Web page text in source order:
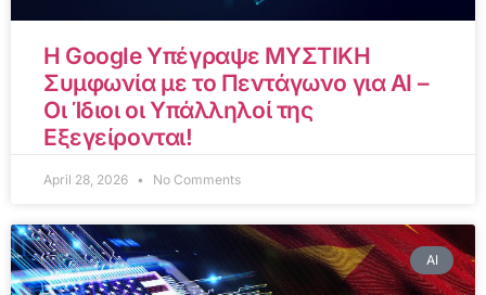
Η Google Υπέγραψε ΜΥΣΤΙΚΗ
Συμφωνία με το Πεντάγωνο για AI –
Οι Ίδιοι οι Υπάλληλοί της
Εξεγείρονται!
April 28, 2026 No Comments
AI